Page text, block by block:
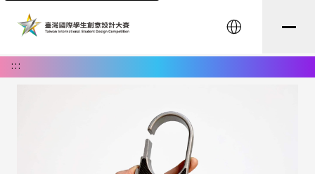
English
:::